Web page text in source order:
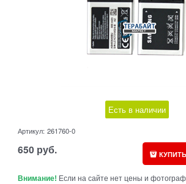
Есть в наличии
Артикул: 261760-0
650 руб. КУПИТЬ
Внимание! Если на сайте нет цены и